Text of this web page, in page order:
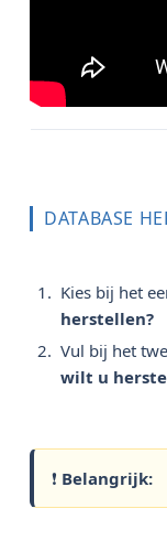
DATABASE
Kies bij het
herstellen?
Vul bij het
wilt u
❗ Belangrijk: